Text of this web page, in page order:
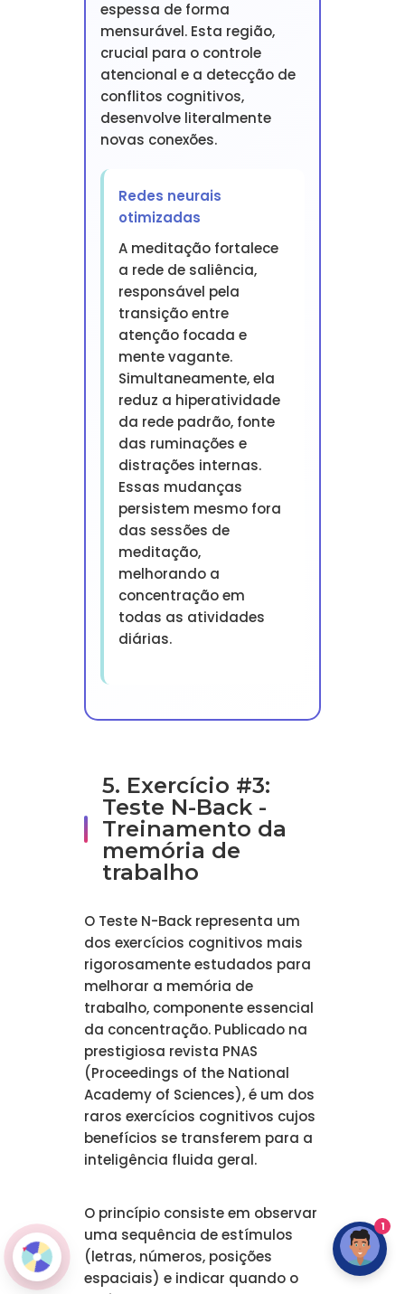
espessa de forma
mensurável. Esta região,
crucial para o controle
atencional e a detecção de
conflitos cognitivos,
desenvolve literalmente
novas conexões.
Redes neurais
otimizadas
A meditação fortalece
a rede de saliência,
responsável pela
transição entre
atenção focada e
mente vagante.
Simultaneamente, ela
reduz a hiperatividade
da rede padrão, fonte
das ruminações e
distrações internas.
Essas mudanças
persistem mesmo fora
das sessões de
meditação,
melhorando a
concentração em
todas as atividades
diárias.
5. Exercício #3:
Teste N-Back -
Treinamento da
memória de
trabalho
O Teste N-Back representa um
dos exercícios cognitivos mais
rigorosamente estudados para
melhorar a memória de
trabalho, componente essencial
da concentração. Publicado na
prestigiosa revista PNAS
(Proceedings of the National
Academy of Sciences), é um dos
raros exercícios cognitivos cujos
benefícios se transferem para a
inteligência fluida geral.
O princípio consiste em observar
uma sequência de estímulos
(letras, números, posições
espaciais) e indicar quando o
1